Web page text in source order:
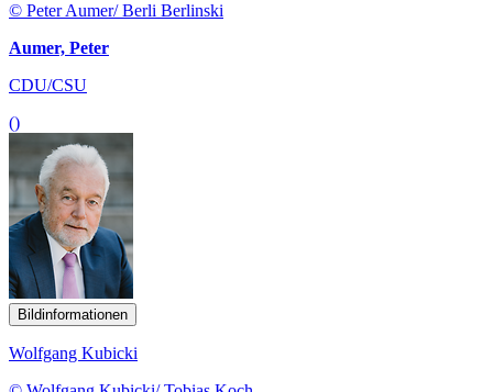
© Peter Aumer/ Berli Berlinski
Aumer, Peter
CDU/CSU
()
Bildinformationen
Wolfgang Kubicki